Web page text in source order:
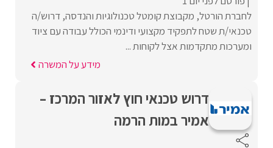
לחברת הורטל, מקבוצת קומטל טכנולוגיות והנדסה, דרוש/ה
טכנאי/ת שטח לתפקיד מקצועי ודינמי הכולל עבודה עם ציוד
ומערכות מתקדמות אצל לקוחות ...
מידע על המשרה
דרוש טכנאי חוץ לאזור המרכז –
אמיר במות הרמה